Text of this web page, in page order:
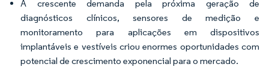
A crescente demanda pela próxima geração de
diagnósticos clínicos, sensores de medição e
monitoramento para aplicações em dispositivos
implantáveis e vestíveis criou enormes oportunidades com
potencial de crescimento exponencial para o mercado.